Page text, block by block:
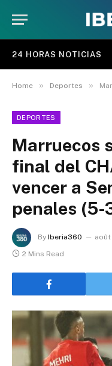
24 HORAS NOTICIAS
Home » Deportes »
DEPORTES
Marruecos
final del
vencer a
penales (5-
By Iberia360 août
2 Mins Read